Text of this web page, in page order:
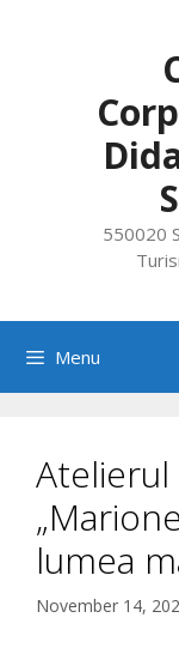
550020
Menu
Atelierul
lumea
November 14,